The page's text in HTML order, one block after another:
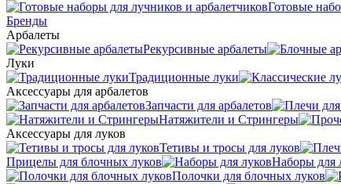
Готовые
Бренды
Арбалеты
Рекурсивные арбалеты
Луки
Традиционные луки
Аксессуары для арбалетов
Запчасти для арбалетов
Натяжители и Стрингеры
Аксессуары для луков
Тетивы и тросы для луков
Прицелы для блочных луков
Наборы для
Полочки для блочных луков